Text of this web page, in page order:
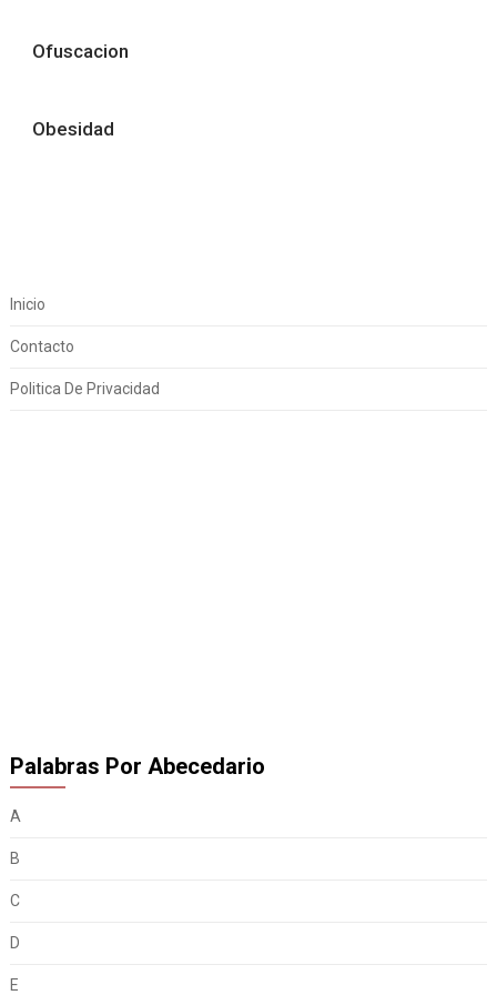
Ofuscacion
Obesidad
Inicio
Contacto
Politica De Privacidad
Palabras Por Abecedario
A
B
C
D
E